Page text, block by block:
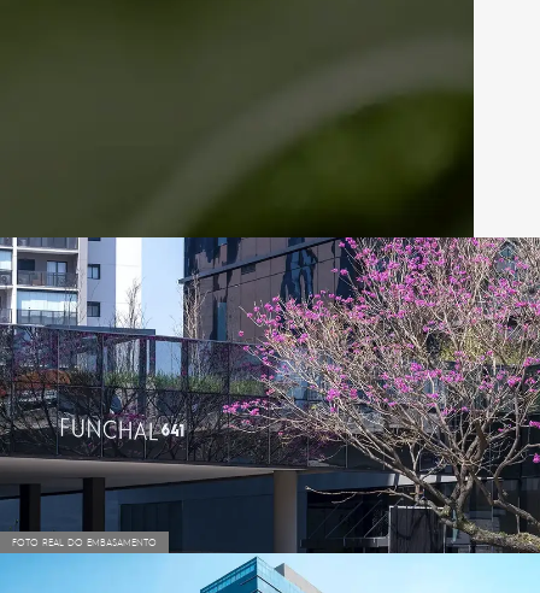
SAIBA MAIS SOBRE A TORRE RESIDENCES
COM APARTAMENTOS 108 A 143M²
FOTO REAL DO EMBASAMENTO